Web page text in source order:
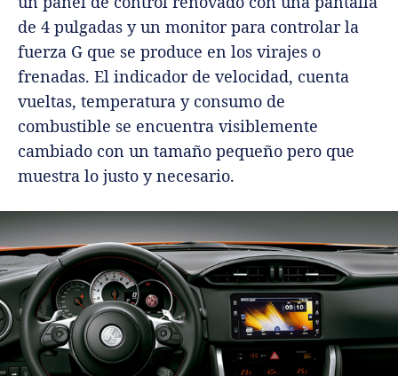
de 4 pulgadas y un monitor para controlar la
fuerza G que se produce en los virajes o
frenadas. El indicador de velocidad, cuenta
vueltas, temperatura y consumo de
combustible se encuentra visiblemente
cambiado con un tamaño pequeño pero que
muestra lo justo y necesario.